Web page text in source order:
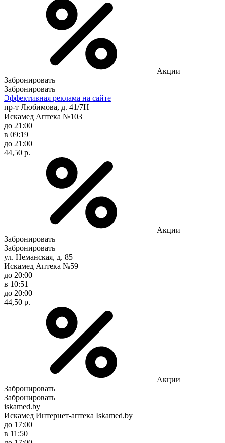
Акции
Забронировать
Забронировать
Эффективная реклама на сайте
пр-т Любимова, д. 41/7Н
Искамед Аптека №103
до 21:00
в 09:19
до 21:00
44,50 р.
Акции
Забронировать
Забронировать
ул. Неманская, д. 85
Искамед Аптека №59
до 20:00
в 10:51
до 20:00
44,50 р.
Акции
Забронировать
Забронировать
iskamed.by
Искамед Интернет-аптека Iskamed.by
до 17:00
в 11:50